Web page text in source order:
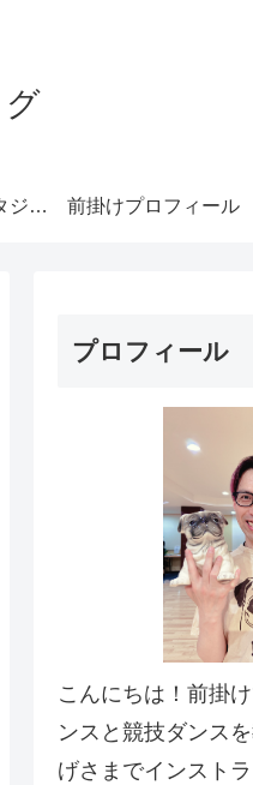
みやもとダンススタジオ札幌 前掛けプロフィール
プロフィール
こんにちは！前掛
ンスと競技ダンス
げさまでインスト